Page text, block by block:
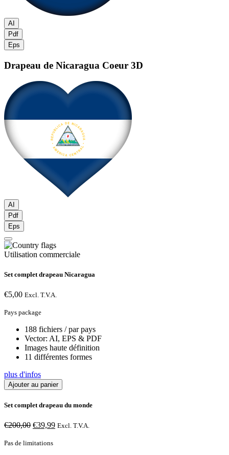
AI
Pdf
Eps
Drapeau de Nicaragua Coeur 3D
AI
Pdf
Eps
Utilisation commerciale
Set complet drapeau Nicaragua
€5,00 Excl. T.V.A.
Pays package
188 fichiers / par pays
Vector: AI, EPS & PDF
Images haute définition
11 différentes formes
plus d'infos
Ajouter au panier
Set complet drapeau du monde
€200,00 Le
initial
€39,99Le
Excl. T.V.A.
Pas de limitations